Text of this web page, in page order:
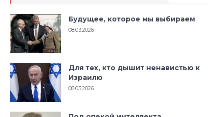
Будущее, которое мы выбираем
08.03.2026
Для тех, кто дышит ненавистью к
Израилю
08.03.2026